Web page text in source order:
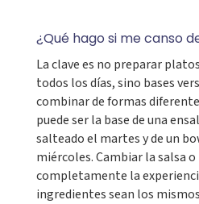
¿Qué hago si me canso
La clave es no preparar
todos los días, sino bases
combinar de formas
puede ser la base de una
salteado el martes y de un
miércoles. Cambiar la salsa
completamente la
ingredientes sean los